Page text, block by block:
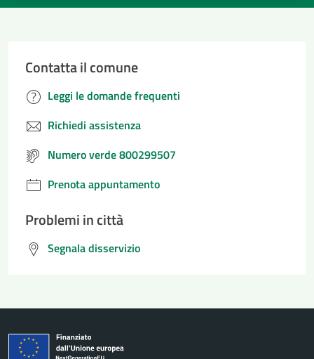
Contatta il comune
Leggi le domande frequenti
Richiedi assistenza
Numero verde 800299507
Prenota appuntamento
Problemi in città
Segnala disservizio